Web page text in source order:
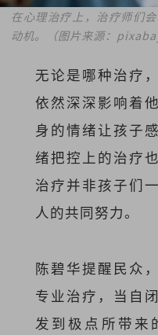
在心理治疗上，治疗师们
动机。（图片来源：
无论是哪种治疗
依然深深影响着
身的情绪让孩子
绪把控上的治疗
治疗并非孩子们
人的共同努力。
陈碧华提醒民众
专业治疗，当自
发到极点所带来